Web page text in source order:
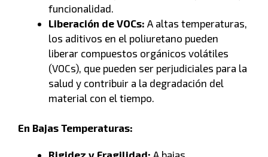
funcionalidad.
Liberación de VOCs: A altas temperaturas,
los aditivos en el poliuretano pueden
liberar compuestos orgánicos volátiles
(VOCs), que pueden ser perjudiciales para la
salud y contribuir a la degradación del
material con el tiempo.
En Bajas Temperaturas: